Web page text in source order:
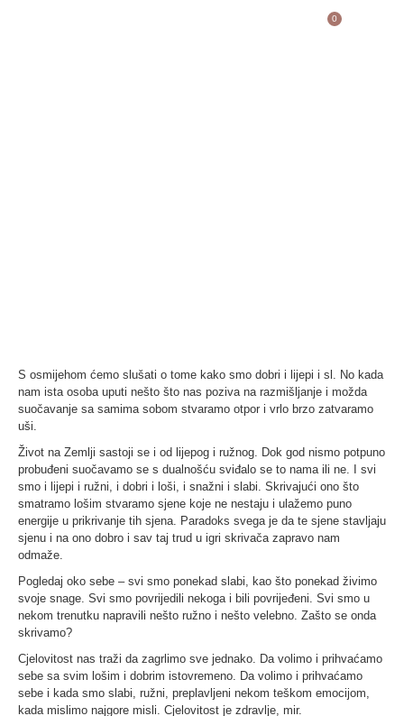
0
S osmijehom ćemo slušati o tome kako smo dobri i lijepi i sl. No kada
nam ista osoba uputi nešto što nas poziva na razmišljanje i možda
suočavanje sa samima sobom stvaramo otpor i vrlo brzo zatvaramo
uši.
Život na Zemlji sastoji se i od lijepog i ružnog. Dok god nismo potpuno
probuđeni suočavamo se s dualnošću sviđalo se to nama ili ne. I svi
smo i lijepi i ružni, i dobri i loši, i snažni i slabi. Skrivajući ono što
smatramo lošim stvaramo sjene koje ne nestaju i ulažemo puno
energije u prikrivanje tih sjena. Paradoks svega je da te sjene stavljaju
sjenu i na ono dobro i sav taj trud u igri skrivača zapravo nam
odmaže.
Pogledaj oko sebe – svi smo ponekad slabi, kao što ponekad živimo
svoje snage. Svi smo povrijedili nekoga i bili povrijeđeni. Svi smo u
nekom trenutku napravili nešto ružno i nešto velebno. Zašto se onda
skrivamo?
Cjelovitost nas traži da zagrlimo sve jednako. Da volimo i prihvaćamo
sebe sa svim lošim i dobrim istovremeno. Da volimo i prihvaćamo
sebe i kada smo slabi, ružni, preplavljeni nekom teškom emocijom,
kada mislimo najgore misli. Cjelovitost je zdravlje, mir.